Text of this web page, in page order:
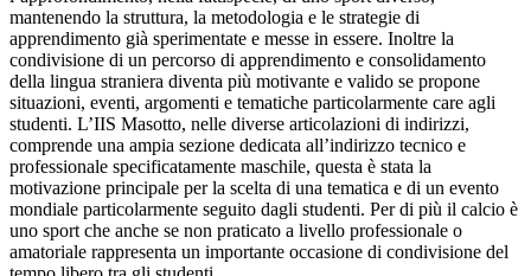
mantenendo la struttura, la metodologia e le strategie di
apprendimento già sperimentate e messe in essere. Inoltre la
condivisione di un percorso di apprendimento e consolidamento
della lingua straniera diventa più motivante e valido se propone
situazioni, eventi, argomenti e tematiche particolarmente care agli
studenti. L’IIS Masotto, nelle diverse articolazioni di indirizzi,
comprende una ampia sezione dedicata all’indirizzo tecnico e
professionale specificatamente maschile, questa è stata la
motivazione principale per la scelta di una tematica e di un evento
mondiale particolarmente seguito dagli studenti. Per di più il calcio è
uno sport che anche se non praticato a livello professionale o
amatoriale rappresenta un importante occasione di condivisione del